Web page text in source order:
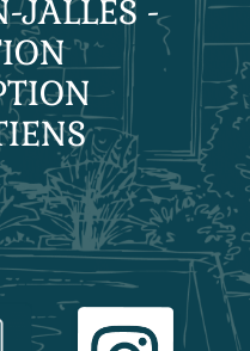
JALLES -
seul objectif :
image
nous proposons